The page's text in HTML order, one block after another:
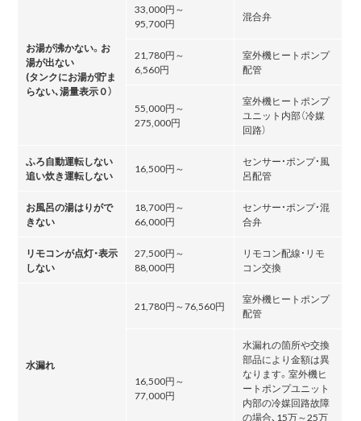
お湯が沸かない。お
湯が出ない
(タンクにお湯が貯ま
らない､湯量表示０）
33,000円～
95,700円
混合弁
21,780円～
6,560円
室外機ヒートポンプ
配管
55,000円～
275,000円
室外機ヒートポンプ
ユニット内部（冷媒
回路）
ふろ自動運転しない
追い炊き運転しない
16,500円～
センサー・ポンプ・風
呂配管
お風呂の湯はりがで
きない
18,700円～
66,000円
センサー・ポンプ・混
合弁
リモコンが点灯・表示
しない
27,500円～
88,000円
リモコン配線・リモ
コン交換
水漏れ
21,780円～76,560円
室外機ヒートポンプ
配管
16,500円～
77,000円
水漏れの箇所や交換
部品により金額は異
なります。室外機ヒ
ートポンプユニット
内部の冷媒回路故障
の場合､15万～25万